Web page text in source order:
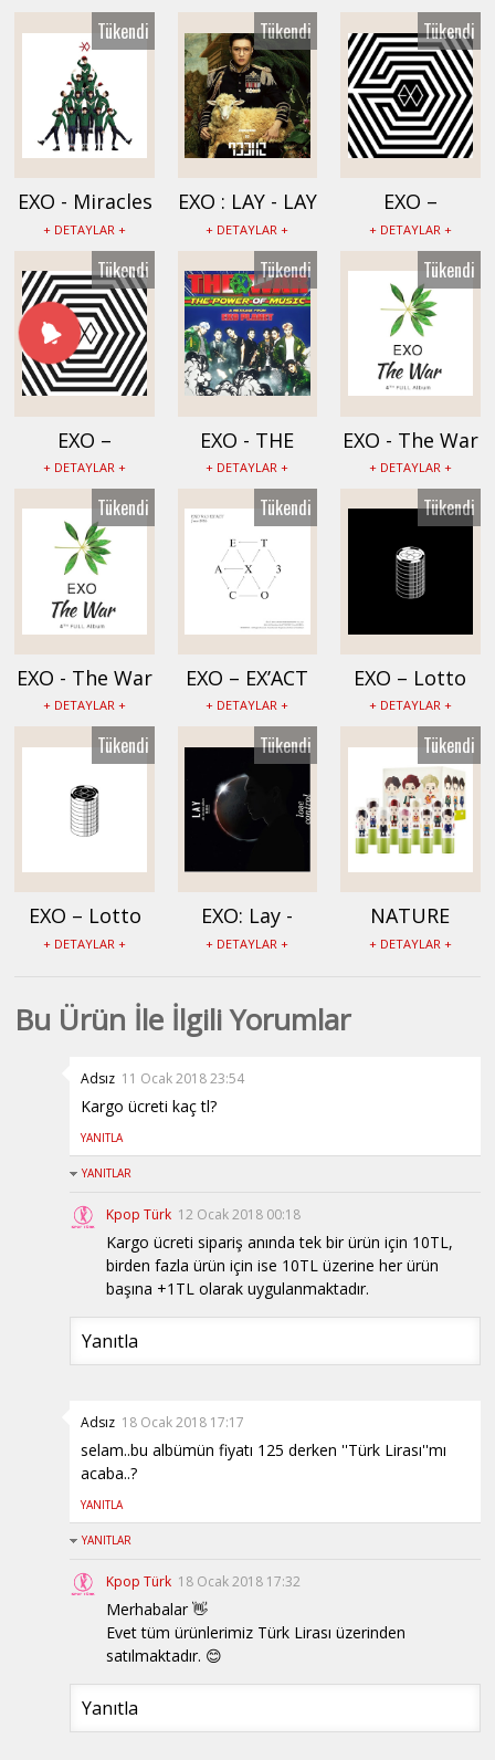
EX0181
EX0180
Albümü -
EX0179
EXO - Miracles
in December
Albümü -
EX0178
+ DETAYLAR +
Tükendi
EXO : LAY - LAY
02 SHEEP
Albümü -
EX0177
+ DETAYLAR +
Tükendi
EXO –
OVERDOSE
Albümü -
EX0176
+ DETAYLAR +
Tükendi
EXO –
OVERDOSE
Albümü -
EX0175
+ DETAYLAR +
Tükendi
EXO - THE
WAR: The
Power of
Music Albümü
- EX0158
+ DETAYLAR +
Tükendi
EXO - The War
Albümü -
EX0117
+ DETAYLAR +
Tükendi
EXO - The War
Albümü -
EX0116
+ DETAYLAR +
Tükendi
EXO – EX’ACT
Albümü
(Korean Vers.)
- EX0089
+ DETAYLAR +
Tükendi
EXO – Lotto
Albümü
(Chinese Vers.)
- EX0088
+ DETAYLAR +
Tükendi
EXO – Lotto
Albümü
+ DETAYLAR +
Tükendi
EXO: Lay -
Lose Control
+ DETAYLAR +
Tükendi
NATURE
REPUBLIC 9’lu
Serisi - KZ0012
+ DETAYLAR +
Tükendi
Bu Ürün İle İlgili Yorumlar
Adsız 11 Ocak 2018 23:54
Kargo ücreti kaç tl?
YANITLA
YANITLAR
Kpop Türk 12 Ocak 2018 00:18
Kargo ücreti sipariş anında tek bir ürün için 10TL,
birden fazla ürün için ise 10TL üzerine her ürün
başına +1TL olarak uygulanmaktadır.
Yanıtla
Adsız 18 Ocak 2018 17:17
selam..bu albümün fiyatı 125 derken ''Türk Lirası''mı
acaba..?
YANITLA
YANITLAR
Kpop Türk 18 Ocak 2018 17:32
Merhabalar 👋
Evet tüm ürünlerimiz Türk Lirası üzerinden
satılmaktadır. 😊
Yanıtla